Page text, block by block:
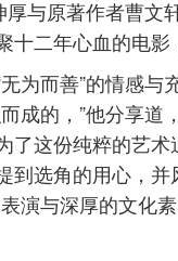
与原著作者曹文
二年心血的电影
为而善”的情感与
成的，”他分享道
了这份纯粹的艺
到选角的用心，
演与深厚的文化素